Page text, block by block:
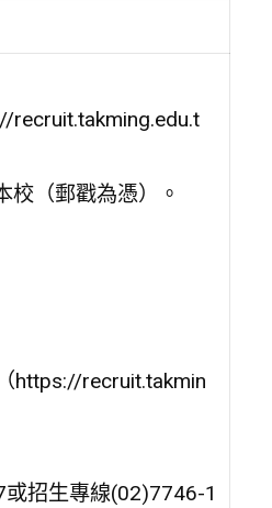
recruit.takming.edu.t
（郵戳為憑）。
https://recruit.takmin
招生專線(02)7746-1